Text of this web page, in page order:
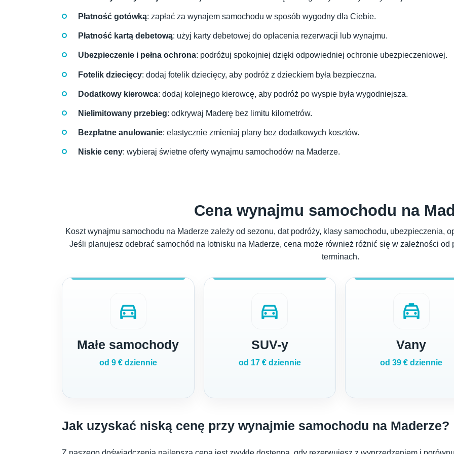
Płatność gotówką: zapłać za wynajem samochodu w sposób wygodny dla Ciebie.
Płatność kartą debetową: użyj karty debetowej do opłacenia rezerwacji lub wynajmu.
Ubezpieczenie i pełna ochrona: podróżuj spokojniej dzięki odpowiedniej ochronie ubezpieczeniowej.
Fotelik dziecięcy: dodaj fotelik dziecięcy, aby podróż z dzieckiem była bezpieczna.
Dodatkowy kierowca: dodaj kolejnego kierowcę, aby podróż po wyspie była wygodniejsza.
Nielimitowany przebieg: odkrywaj Maderę bez limitu kilometrów.
Bezpłatne anulowanie: elastycznie zmieniaj plany bez dodatkowych kosztów.
Niskie ceny: wybieraj świetne oferty wynajmu samochodów na Maderze.
Cena wynajmu samochodu na
Koszt wynajmu samochodu na Maderze zależy od sezonu, dat podróży, klasy samochodu, ubezpieczenia,
Jeśli planujesz odebrać samochód na lotnisku na Maderze, cena może również różnić się w zależności
terminach.
directions_car
Małe samochody
od 9 € dziennie
directions_car
SUV-y
od 17 € dziennie
local_taxi
Vany
od 39 € dziennie
Jak uzyskać niską cenę przy wynajmie samochodu na Maderze?